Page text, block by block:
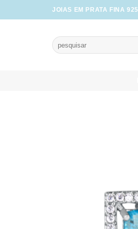
to
JOIAS EM PRATA FINA 925
Pesquisar
por: